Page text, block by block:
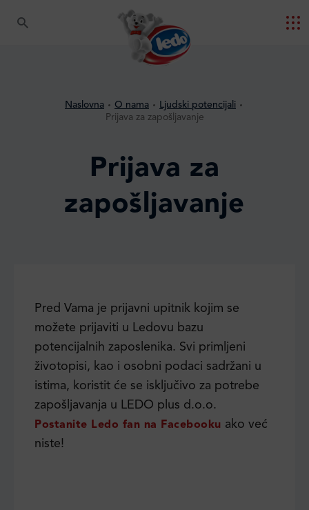
Naslovna O nama
Ljudski potencijali
Prijava za zapošljavanje
Prijava za
zapošljavanje
Pred Vama je prijavni upitnik kojim se
možete prijaviti u Ledovu bazu
potencijalnih zaposlenika. Svi primljeni
životopisi, kao i osobni podaci sadržani u
istima, koristit će se isključivo za potrebe
zapošljavanja u LEDO plus d.o.o.
Postanite Ledo fan na Facebooku ako već
niste!